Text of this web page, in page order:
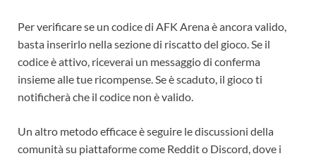
Per verificare se un codice di AFK Arena è ancora valido,
basta inserirlo nella sezione di riscatto del gioco. Se il
codice è attivo, riceverai un messaggio di conferma
insieme alle tue ricompense. Se è scaduto, il gioco ti
notificherà che il codice non è valido.
Un altro metodo efficace è seguire le discussioni della
comunità su piattaforme come Reddit o Discord, dove i